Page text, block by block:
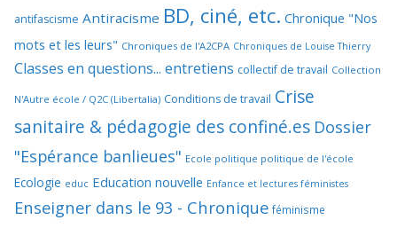
antifascisme Antiracisme BD, ciné, etc. Chronique "Nos
mots et les leurs" Chroniques de l'A2CPA Chroniques de Louise Thierry
Classes en questions... entretiens collectif de travail Collection
N'Autre école / Q2C (Libertalia) Conditions de travail Crise
sanitaire & pédagogie des confiné.es Dossier
"Espérance banlieues" Ecole politique politique de l'école
Ecologie educ Education nouvelle Enfance et lectures féministes
Enseigner dans le 93 - Chronique féminisme